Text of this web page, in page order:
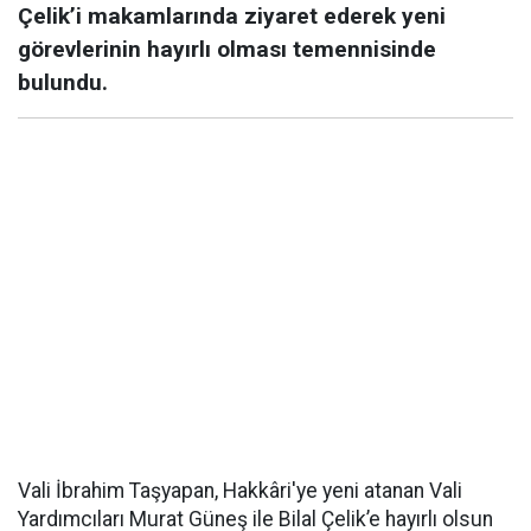
Çelik’i makamlarında ziyaret ederek yeni
görevlerinin hayırlı olması temennisinde
bulundu.
Vali İbrahim Taşyapan, Hakkâri'ye yeni atanan Vali
Yardımcıları Murat Güneş ile Bilal Çelik’e hayırlı olsun